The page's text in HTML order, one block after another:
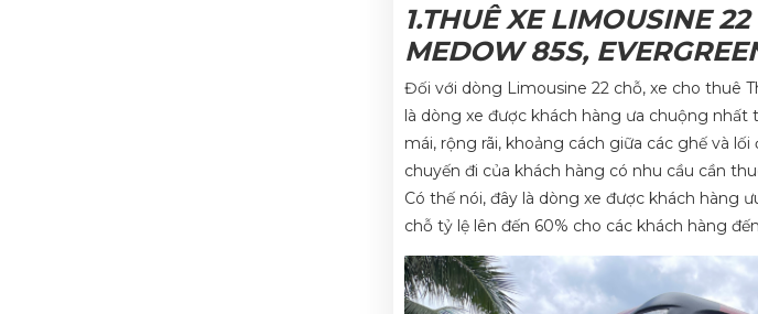
1.THUÊ XE LIMOUSINE
MEDOW 85S,
Đối với dòng Limousine 22 chỗ, xe cho thuê
là dòng xe được khách hàng ưa chuộng nhất
mái, rộng rãi, khoảng cách giữa các ghế và
chuyến đi của khách hàng có nhu cầu cần
Có thế nói, đây là dòng xe được khách hàng
chỗ tỷ lệ lên đến 60% cho các khách hàng